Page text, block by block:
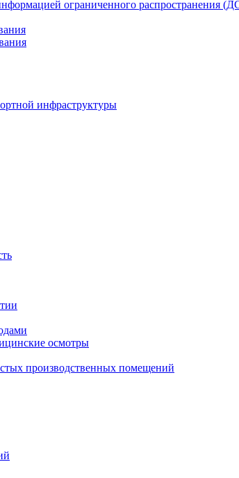
ограниченного распространения
инфраструктуры
осмотры
производственных помещений